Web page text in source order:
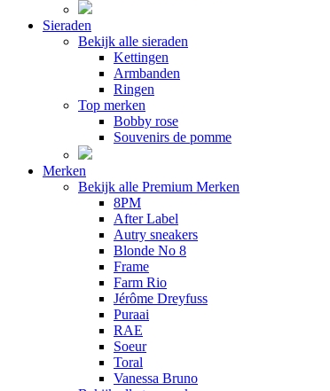
Sieraden
Bekijk alle sieraden
Kettingen
Armbanden
Ringen
Top merken
Bobby rose
Souvenirs de pomme
Merken
Bekijk alle Premium Merken
8PM
After Label
Autry sneakers
Blonde No 8
Frame
Farm Rio
Jérôme Dreyfuss
Puraai
RAE
Soeur
Toral
Vanessa Bruno